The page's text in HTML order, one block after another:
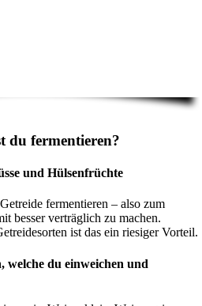
du fermentieren?
und Hülsenfrüchte
fermentieren – also zum
besser verträglich zu machen.
ist das ein riesiger Vorteil.
welche du einweichen und